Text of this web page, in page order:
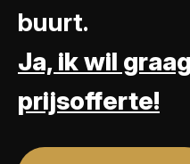
buurt.
Ja, ik wil
prijsofferte!